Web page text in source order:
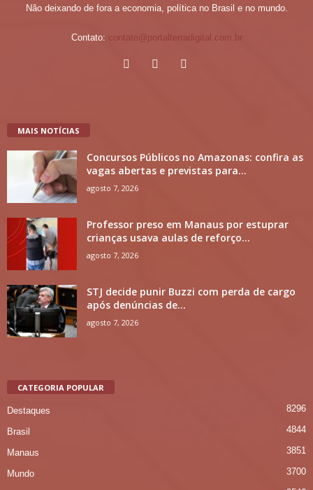
Não deixando de fora a economia, política no Brasil e no mundo.
Contato: contato@portalterradigital.com.br
MAIS NOTÍCIAS
Concursos Públicos no Amazonas: confira as
vagas abertas e previstas para...
agosto 7, 2026
Professor preso em Manaus por estuprar
crianças usava aulas de reforço...
agosto 7, 2026
STJ decide punir Buzzi com perda de cargo
após denúncias de...
agosto 7, 2026
CATEGORIA POPULAR
Destaques 8296
Brasil 4844
Manaus 3851
Mundo 3700